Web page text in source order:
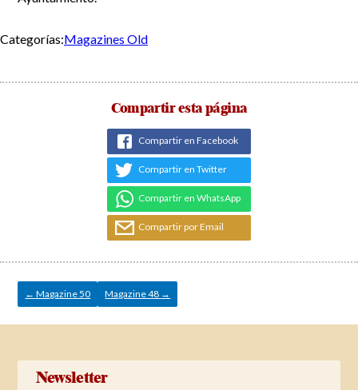
Contactar
Historia de Sitio de Calahonda
Club de Golf La Siesta
Parque España
Parque Europa
Parque Calahonda
Senda litoral Mijas
Ruta a pie
Ruta de árboles singulares
Parque Canino
Galería Fotográfica
La Ermita de Calahonda
Parques de Sitio de Calahonda
Vivero de Calahonda
Categorías:Magazines Old
Compartir esta página
Compartir en Facebook
Compartir en Twitter
Compartir en WhatsApp
Compartir por Email
Navegación
entradas
← Magazine 50 Magazine 48 →
Newsletter